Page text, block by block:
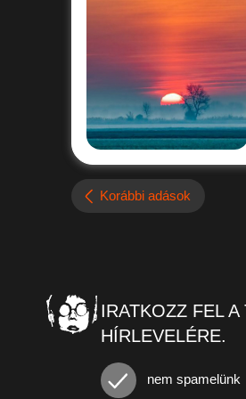
Korábbi adások
IRATKOZZ FEL
HÍRLEVELÉRE.
nem spamelünk